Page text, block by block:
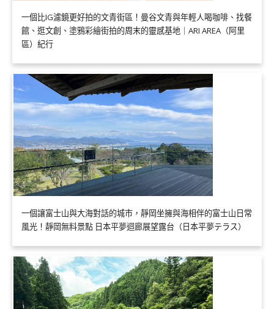
一個比IG濾鏡更好拍的文青街區！曼谷文青與年輕人喝咖啡、找餐
館、逛文創、塗鴉彩繪街拍的周末的靈感基地｜ARI AREA（阿里
區）紀行
一個讓富士山與大海對話的城市，靜岡坐擁與海相伴的富士山日常
風光！靜岡無料景點 日本平夢迴廊展望露台（日本平夢テラス）